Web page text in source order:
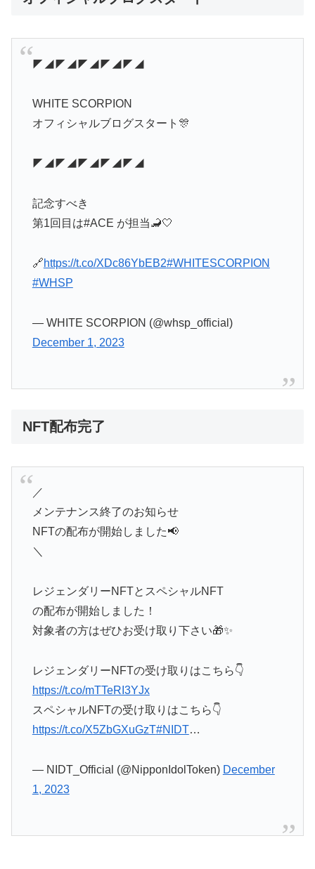
◤◢◤◢◤◢◤◢◤◢
WHITE SCORPION
オフィシャルブログスタート🎊
◤◢◤◢◤◢◤◢◤◢
記念すべき
第1回目は#ACE が担当🦂🤍
🔗https://t.co/XDc86YbEB2#WHITESCORPION
#WHSP
— WHITE SCORPION (@whsp_official)
December 1, 2023
NFT配布完了
／
メンテナンス終了のお知らせ
NFTの配布が開始しました📢
＼
レジェンダリーNFTとスペシャルNFT
の配布が開始しました！
対象者の方はぜひお受け取り下さい🎁✨
レジェンダリーNFTの受け取りはこちら👇
https://t.co/mTTeRI3YJx
スペシャルNFTの受け取りはこちら👇
https://t.co/X5ZbGXuGzT#NIDT…
— NIDT_Official (@NipponIdolToken) December
1, 2023